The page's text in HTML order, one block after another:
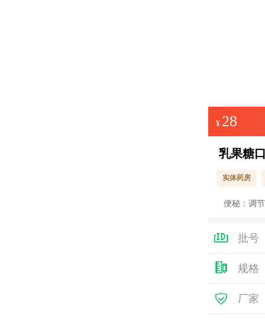
¥ 28
乳果糖
实体药房
便秘：调
批号
规格
厂家